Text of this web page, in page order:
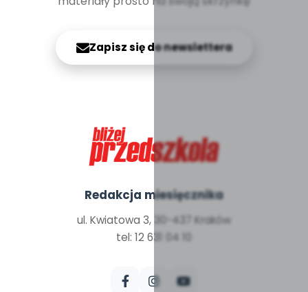
Zapisz się do newslettera
Redakcja miesięcznika
ul. Kwiatowa 3, 30-437 Kraków
tel: 12 631 04 10